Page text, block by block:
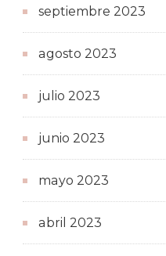
septiembre 2023
agosto 2023
julio 2023
junio 2023
mayo 2023
abril 2023